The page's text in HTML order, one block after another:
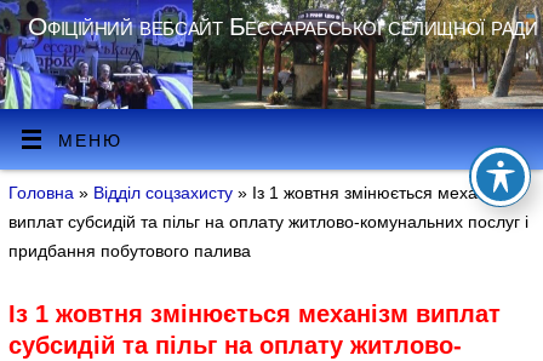
Офіційний вебсайт Бессарабської селищної ради
МЕНЮ
Головна » Відділ соцзахисту » Із 1 жовтня змінюється механізм
виплат субсидій та пільг на оплату житлово-комунальних послуг і
придбання побутового палива
Із 1 жовтня змінюється механізм виплат
субсидій та пільг на оплату житлово-